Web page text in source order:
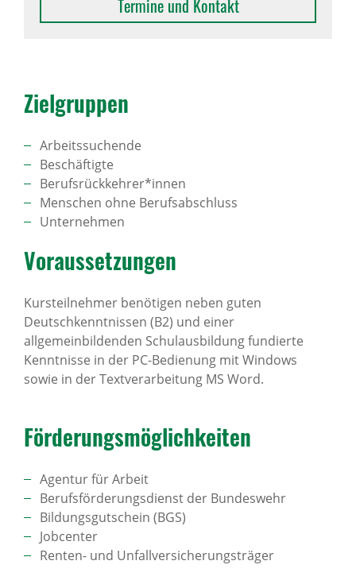
Termine und Kontakt
Ziel­gruppen
Arbeitssuchende
Beschäftigte
Berufsrückkehrer*innen
Menschen ohne Berufsabschluss
Unternehmen
Voraus­set­zungen
Kursteilnehmer benötigen neben guten
Deutschkenntnissen (B2) und einer
allgemeinbildenden Schulausbildung fundierte
Kenntnisse in der PC-Bedienung mit Windows
sowie in der Textverarbeitung MS Word.
Förde­rungs­mög­lich­keiten
Agentur für Arbeit
Berufsförderungsdienst der Bundeswehr
Bildungsgutschein (BGS)
Jobcenter
Renten- und Unfallversicherungsträger